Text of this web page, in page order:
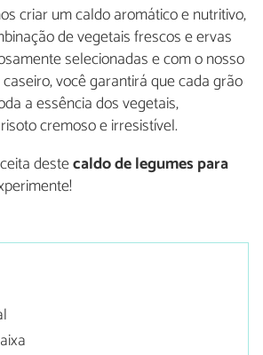
criar um caldo aromático e nutritivo,
de vegetais frescos e ervas
selecionadas e com o nosso
você garantirá que cada grão
a essência dos vegetais,
cremoso e irresistível.
destecaldo de legumes para